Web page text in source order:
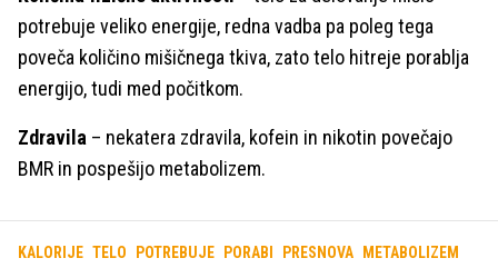
potrebuje veliko energije, redna vadba pa poleg tega
poveča količino mišičnega tkiva, zato telo hitreje porablja
energijo, tudi med počitkom.
Zdravila – nekatera zdravila, kofein in nikotin povečajo
BMR in pospešijo metabolizem.
KALORIJE TELO POTREBUJE PORABI PRESNOVA METABOLIZEM